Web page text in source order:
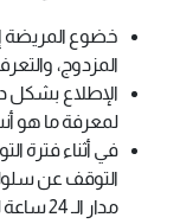
خضوع المريضة
المزدوج،
الإطلاع بشكل
لمعرفة ما هو
في أثناء فترة
التوقف عن
مدار الـ 24 ساعة ليتم التعامل مع الأعراض الانسحابية.